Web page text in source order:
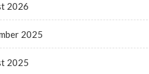
2026
2025
2025